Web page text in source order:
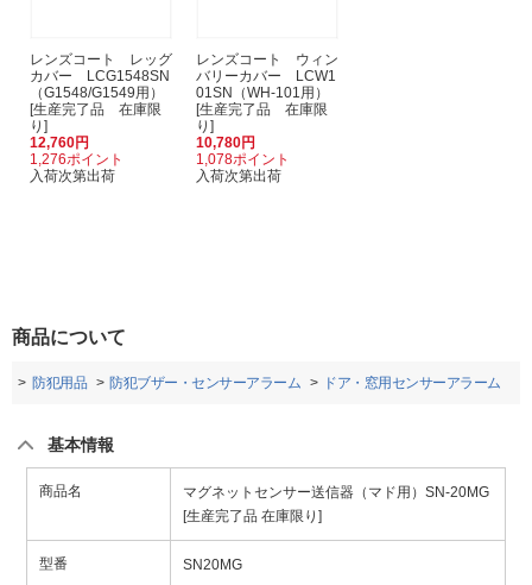
レンズコート レッグ
カバー LCG1548SN
（G1548/G1549用）
[生産完了品 在庫限
り]
12,760円
1,276ポイント
入荷次第出荷
レンズコート ウィン
バリーカバー LCW1
01SN（WH-101用）
[生産完了品 在庫限
り]
10,780円
1,078ポイント
入荷次第出荷
商品について
防犯用品 防犯ブザー・センサーアラーム ドア・窓用センサーアラーム
基本情報
商品名
マグネットセンサー送信器（マド用）SN-20MG
[生産完了品 在庫限り]
型番 SN20MG